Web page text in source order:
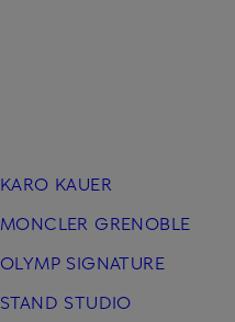
KARO KAUER
MONCLER GRENOBLE
OLYMP SIGNATURE
STAND STUDIO